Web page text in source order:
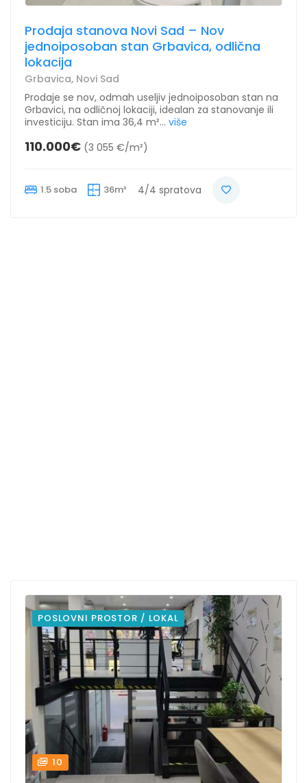
Prodaja stanova Novi Sad – Nov
jednoiposoban stan Grbavica, odlična
lokacija
Grbavica, Novi Sad
Prodaje se nov, odmah useljiv jednoiposoban stan na
Grbavici, na odličnoj lokaciji, idealan za stanovanje ili
investiciju. Stan ima 36,4 m²... više
110.000€ (3 055 €/m²)
1.5 soba 36m² 4/4 spratova
POSLOVNI PROSTOR / LOKAL
10